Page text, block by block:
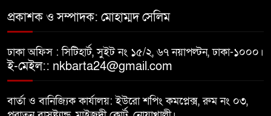
গভীর রাতে চাচীর ঘরে ভাতিজা,
পুরুষাঙ্গ কেটে উধাও চাচী
নোয়াখালীতে র‌্যাবের অভিযান: ২
চাঞ্চল্যকর হত্যা মামলার আসামিসহ
গ্রেপ্তার ৪
প্রকাশক ও সম্পাদক: মোহাম্মদ সেলিম
ঢাকা অফিস : সিটিহার্ট, সুইট নং ১৫/২, ৬৭ নয়াপল্টন, ঢাকা-১০০০।
ই-মেইল:: nkbarta24@gmail.com
বার্তা ও বানিজ্যিক কার্যালয়: ইউরো শপিং কমপ্লেক্স, রুম নং ০৩,